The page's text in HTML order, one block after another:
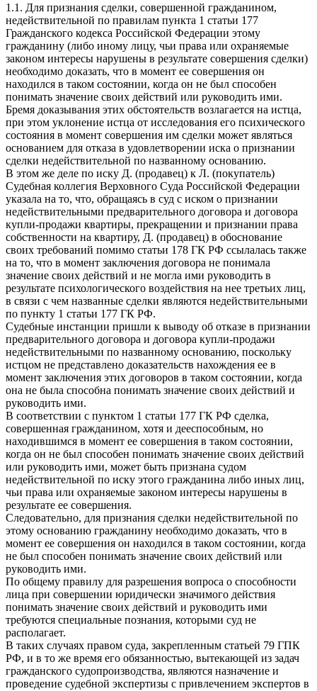
1.1. Для признания сделки, совершенной гражданином,
недействительной по правилам пункта 1 статьи 177
Гражданского кодекса Российской Федерации этому
гражданину (либо иному лицу, чьи права или охраняемые
законом интересы нарушены в результате совершения сделки)
необходимо доказать, что в момент ее совершения он
находился в таком состоянии, когда он не был способен
понимать значение своих действий или руководить ими.
Бремя доказывания этих обстоятельств возлагается на истца,
при этом уклонение истца от исследования его психического
состояния в момент совершения им сделки может являться
основанием для отказа в удовлетворении иска о признании
сделки недействительной по названному основанию.
В этом же деле по иску Д. (продавец) к Л. (покупатель)
Судебная коллегия Верховного Суда Российской Федерации
указала на то, что, обращаясь в суд с иском о признании
недействительными предварительного договора и договора
купли-продажи квартиры, прекращении и признании права
собственности на квартиру, Д. (продавец) в обоснование
своих требований помимо статьи 178 ГК РФ ссылалась также
на то, что в момент заключения договора не понимала
значение своих действий и не могла ими руководить в
результате психологического воздействия на нее третьих лиц,
в связи с чем названные сделки являются недействительными
по пункту 1 статьи 177 ГК РФ.
Судебные инстанции пришли к выводу об отказе в признании
предварительного договора и договора купли-продажи
недействительными по названному основанию, поскольку
истцом не представлено доказательств нахождения ее в
момент заключения этих договоров в таком состоянии, когда
она не была способна понимать значение своих действий и
руководить ими.
В соответствии с пунктом 1 статьи 177 ГК РФ сделка,
совершенная гражданином, хотя и дееспособным, но
находившимся в момент ее совершения в таком состоянии,
когда он не был способен понимать значение своих действий
или руководить ими, может быть признана судом
недействительной по иску этого гражданина либо иных лиц,
чьи права или охраняемые законом интересы нарушены в
результате ее совершения.
Следовательно, для признания сделки недействительной по
этому основанию гражданину необходимо доказать, что в
момент ее совершения он находился в таком состоянии, когда
не был способен понимать значение своих действий или
руководить ими.
По общему правилу для разрешения вопроса о способности
лица при совершении юридически значимого действия
понимать значение своих действий и руководить ими
требуются специальные познания, которыми суд не
располагает.
В таких случаях правом суда, закрепленным статьей 79 ГПК
РФ, и в то же время его обязанностью, вытекающей из задач
гражданского судопроизводства, являются назначение и
проведение судебной экспертизы с привлечением экспертов в